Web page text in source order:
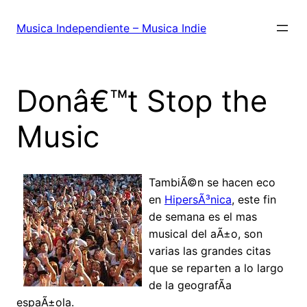
Musica Independiente – Musica Indie
Donâ€™t Stop the
Music
TambiÃ©n se hacen eco
en HipersÃ³nica, este fin
de semana es el mas
musical del aÃ±o, son
varias las grandes citas
que se reparten a lo largo
de la geografÃ­a
espaÃ±ola.